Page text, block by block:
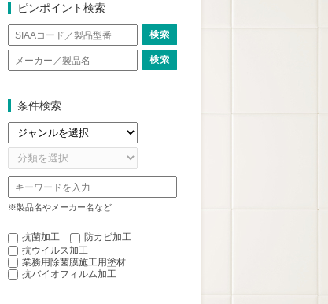
ピンポイント検索
条件検索
※製品名やメーカー名など
抗菌加工
防カビ加工
抗ウイルス加工
業務用除菌膜施工用塗材
抗バイオフィルム加工